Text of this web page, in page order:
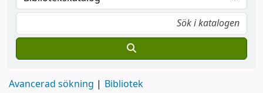
Avancerad sökning Bibliotek